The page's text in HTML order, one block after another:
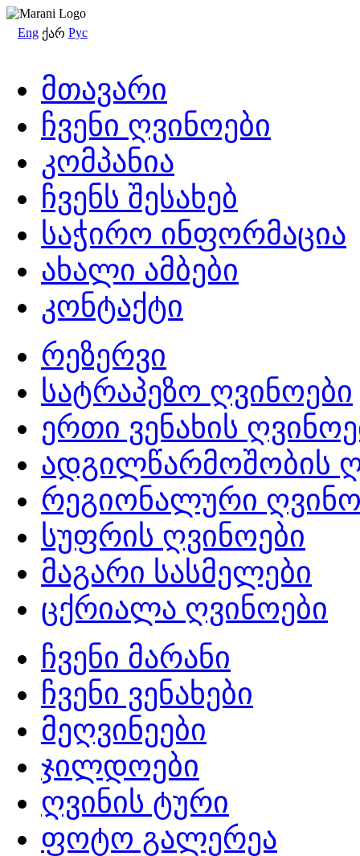
Eng ქარ Рус
მთავარი
ჩვენი ღვინოები
კომპანია
ჩვენს შესახებ
საჭირო ინფორმაცია
ახალი ამბები
კონტაქტი
რეზერვი
სატრაპეზო ღვინოები
ერთი ვენახის
ადგილწარმოშობის
რეგიონალური
სუფრის ღვინოები
მაგარი სასმელები
ცქრიალა ღვინოები
ჩვენი მარანი
ჩვენი ვენახები
მეღვინეები
ჯილდოები
ღვინის ტური
ფოტო გალერეა